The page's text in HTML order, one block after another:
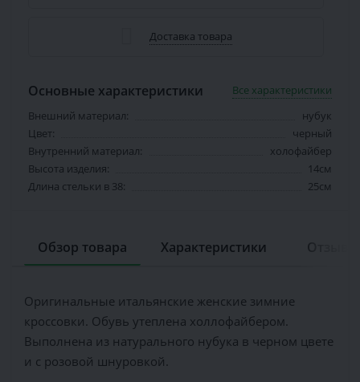
Доставка товара
Основные характеристики
Все характеристики
Внешний материал:
нубук
Цвет:
черный
Внутренний материал:
холофайбер
Высота изделия:
14см
Длина стельки в 38:
25см
Обзор товара Характеристики
Оригинальные итальянские женские зимние
кроссовки. Обувь утеплена холлофайбером.
Выполнена из натурального нубука в черном цвете
и с розовой шнуровкой.